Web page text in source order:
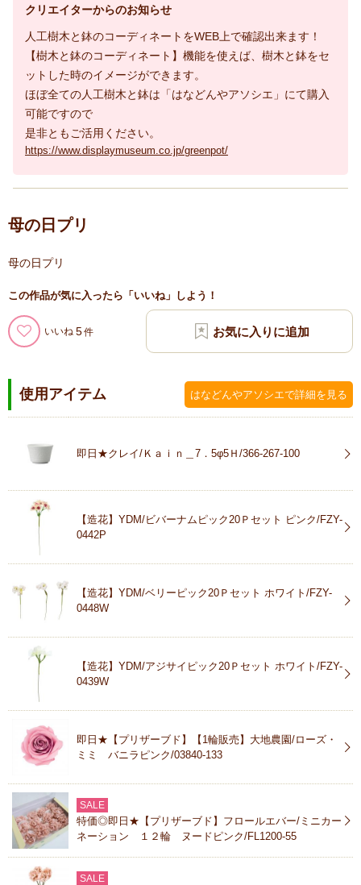
クリエイターからのお知らせ
人工樹木と鉢のコーディネートをWEB上で確認出来ます！
【樹木と鉢のコーディネート】機能を使えば、樹木と鉢をセ
ットした時のイメージができます。
ほぼ全ての人工樹木と鉢は「はなどんやアソシエ」にて購入
可能ですので
是非ともご活用ください。
https://www.displaymuseum.co.jp/greenpot/
母の日プリ
母の日プリ
この作品が気に入ったら「いいね」しよう！
いいね 5
使用アイテム はなどんやアソシエで詳細を見る
即日★クレイ/Ｋａｉｎ＿7．5φ5Ｈ/366-267-100
【造花】YDM/ビバーナムピック20Ｐセット ピンク/FZY-
0442P
【造花】YDM/ベリーピック20Ｐセット ホワイト/FZY-
0448W
【造花】YDM/アジサイピック20Ｐセット ホワイト/FZY-
0439W
即日★【プリザーブド】【1輪販売】大地農園/ローズ・
ミミ バニラピンク/03840-133
SALE
特価◎即日★【プリザーブド】フロールエバー/ミニカー
ネーション １２輪 ヌードピンク/FL1200-55
SALE